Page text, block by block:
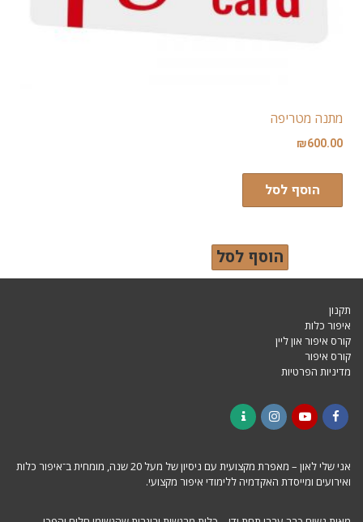
הוסף לסל
מתנה מטריפה
₪600.00
הוסף לסל
תקנון
איפור כלות
קורס איפור און ליין
קורס איפור
מדיניות הפרטיות
אני שלי לאון – מאפרת מקצועית עם ניסיון של מעל 20 שנה, מומחית ב־איפור כלות
ואירועים ומייסדת האקדמיה ללימודי איפור מקצועי.